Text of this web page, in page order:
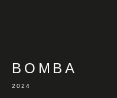
BOMBA
2024